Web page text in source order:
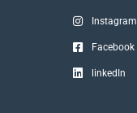
Instagram
Facebook
linkedIn